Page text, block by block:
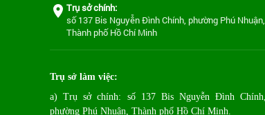
Trụ sở chính:
số 137 Bis Nguyễn Đình Chính, phường Phú Nhuận,
Thành phố Hồ Chí Minh
Trụ sở làm việc:
a) Trụ sở chính: số 137 Bis Nguyễn Đình Chính,
phường Phú Nhuận, Thành phố Hồ Chí Minh.